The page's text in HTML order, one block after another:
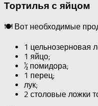
Тортилья с яйцом
🍽 Вот необходимые
1 цельнозерновая
1 яйцо;
½ помидора;
1 перец;
лук;
2 столовые ложки